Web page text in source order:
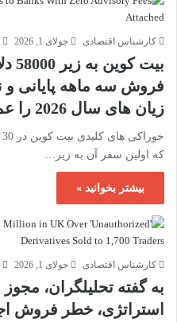
کارشناس اقتصادی جولای 1, 2026
فروش سه ماهه پایانی و
زیان های سال 2026 را عمیق تر کرد.
که اولین سفر آن به زیر…
بیشتر بخوانید »
کارشناس اقتصادی جولای 1, 2026
به گفته تحلیلگران،
استراتژی، خطر فروش